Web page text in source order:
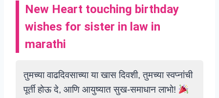
New Heart touching birthday
wishes for sister in law in
marathi
तुमच्या वाढदिवसाच्या या खास दिवशी, तुमच्या स्वप्नांची
पूर्ती होऊ दे, आणि आयुष्यात सुख-समाधान लाभो!